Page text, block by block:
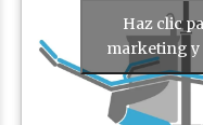
Haz clic
marketing